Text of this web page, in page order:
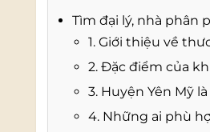
Tìm đại lý, nhà phân
1. Giới thiệu về
2. Đặc điểm của
3. Huyện Yên Mỹ
4. Những ai phù